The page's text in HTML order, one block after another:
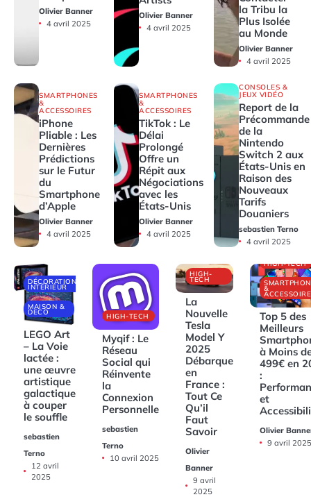
Olivier Banner
4 avril 2025
Olivier Banner
4 avril 2025
la Tribu la
Plus Isolée
au Monde
Olivier Banner
4 avril 2025
SMARTPHONES
&
ACCESSOIRES
iPhone
Pliable : Les
Dernières
Prédictions
sur le Futur
du
Smartphone
d’Apple
Olivier Banner
4 avril 2025
SMARTPHONES
&
ACCESSOIRES
TikTok : Le
Délai
Prolongé
Offre un
Répit aux
Négociations
avec les
États-Unis
Olivier Banner
4 avril 2025
CONSOLES &
JEUX VIDÉO
Report de la
Précommande
de la
Nintendo
Switch 2 aux
États-Unis en
Raison des
Nouveaux
Tarifs
Douaniers
sebastien Terno
4 avril 2025
DÉCORATIONS
INTÉRIEUR
MAISON &
DECO
LEGO Art
– La Voie
lactée :
une œuvre
artistique
galactique
à couper
le souffle
sebastien
Terno
12 avril
2025
HIGH-TECH
Myqif : Le
Réseau
Social qui
Réinvente
la
Connexion
Personnelle
sebastien
Terno
10 avril 2025
HIGH-
TECH
La
Nouvelle
Tesla
Model Y
2025
Débarque
en
France :
Tout Ce
Qu’il
Faut
Savoir
Olivier
Banner
9 avril
2025
HIGH-TECH
&
Top 5 des
Meilleurs
à Moins
499€ en
:
et
Olivier
9 avril 2025